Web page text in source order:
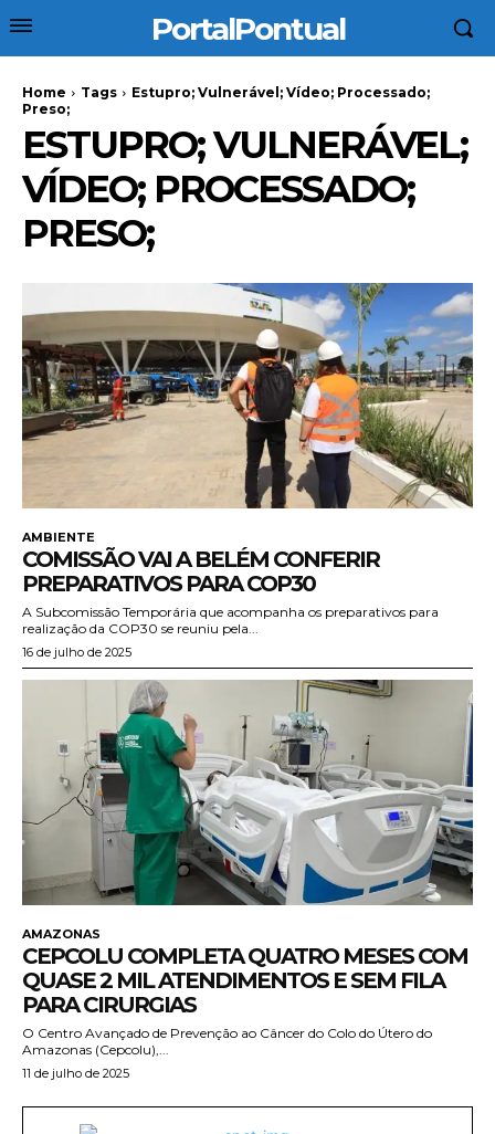
PortalPontual
Home Tags
Estupro; Vulnerável; Vídeo; Processado;
Preso;
ESTUPRO; VULNERÁVEL;
VÍDEO; PROCESSADO;
PRESO;
AMBIENTE
COMISSÃO VAI A BELÉM CONFERIR
PREPARATIVOS PARA COP30
A Subcomissão Temporária que acompanha os preparativos para
realização da COP30 se reuniu pela...
16 de julho de 2025
AMAZONAS
CEPCOLU COMPLETA QUATRO MESES COM
QUASE 2 MIL ATENDIMENTOS E SEM FILA
PARA CIRURGIAS
O Centro Avançado de Prevenção ao Câncer do Colo do Útero do
Amazonas (Cepcolu),...
11 de julho de 2025